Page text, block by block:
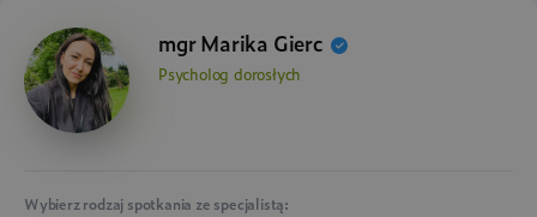
mgr Marika Gierc
Psycholog dorosłych
Wybierz rodzaj spotkania ze specjalistą: